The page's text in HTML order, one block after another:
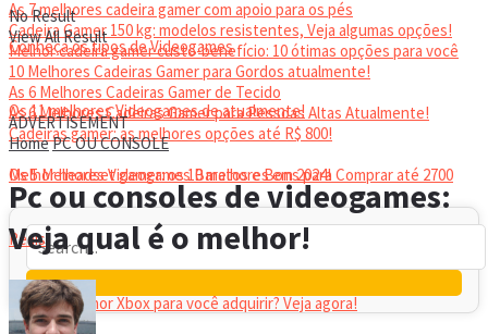
As 7 melhores cadeira gamer com apoio para os pés
Cadeira Gamer 150 kg: modelos resistentes, Veja algumas opções!
Melhor cadeira gamer custo-benefício: 10 ótimas opções para você
10 Melhores Cadeiras Gamer para Gordos atualmente!
As 6 Melhores Cadeiras Gamer de Tecido
As 6 Melhores Cadeiras Gamer para Pessoas Altas Atualmente!
Cadeiras gamer: as melhores opções até R$ 800!
HEADSET
Melhor headset gamer: os 10 melhores em 2024!
Conheça os tipos de Videogames
Os 11 melhores Videogames de atualmente!
Os 5 Melhores Videogames Baratos e Bons para Comprar até 2700
Reais
Qual é o melhor Xbox para você adquirir? Veja agora!
No Result
View All Result
ADVERTISEMENT
HomePC OU CONSOLE
Pc ou consoles de videogames:
Veja qual é o melhor!